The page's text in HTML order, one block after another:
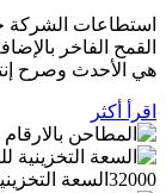
استطاعات الشركة
القمح الفاخر
هي الأحدث وصرح
اقرأ أكثر
32000 السعة